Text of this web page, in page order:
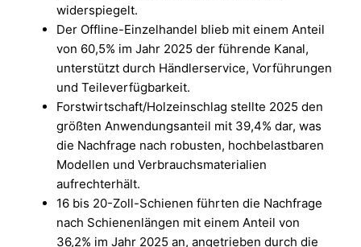
widerspiegelt.
Der Offline-Einzelhandel blieb mit einem Anteil
von 60,5% im Jahr 2025 der führende Kanal,
unterstützt durch Händlerservice, Vorführungen
und Teileverfügbarkeit.
Forstwirtschaft/Holzeinschlag stellte 2025 den
größten Anwendungsanteil mit 39,4% dar, was
die Nachfrage nach robusten, hochbelastbaren
Modellen und Verbrauchsmaterialien
aufrechterhält.
16 bis 20-Zoll-Schienen führten die Nachfrage
nach Schienenlängen mit einem Anteil von
36,2% im Jahr 2025 an, angetrieben durch die